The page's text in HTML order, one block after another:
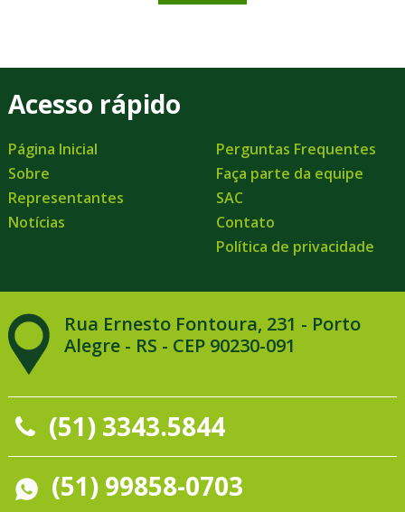
Acesso rápido
Página Inicial
Sobre
Representantes
Notícias
Perguntas Frequentes
Faça parte da equipe
SAC
Contato
Política de privacidade
Rua Ernesto Fontoura, 231 - Porto
Alegre - RS - CEP 90230-091
(51) 3343.5844
(51) 99858-0703